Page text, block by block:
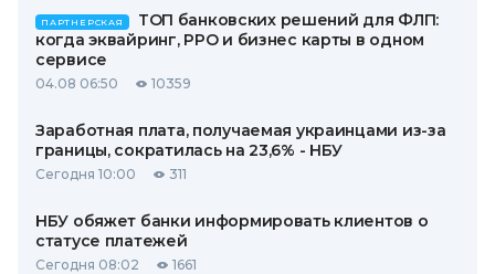
ПАРТНЕРСКАЯ
ТОП банковских решений для ФЛП:
когда эквайринг, РРО и бизнес карты в одном
сервисе
04.08 06:50 10359
Заработная плата, получаемая украинцами из-за
границы, сократилась на 23,6% - НБУ
Сегодня 10:00 311
НБУ обяжет банки информировать клиентов о
статусе платежей
Сегодня 08:02 1661